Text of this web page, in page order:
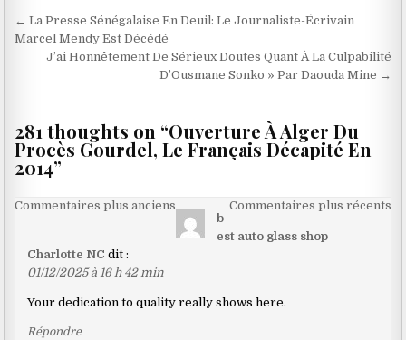
Navigation
de
← La Presse Sénégalaise En Deuil: Le Journaliste-Écrivain
Marcel Mendy Est Décédé
J’ai Honnêtement De Sérieux Doutes Quant À La Culpabilité
D’Ousmane Sonko » Par Daouda Mine →
281 thoughts on “Ouverture À Alger Du
Procès Gourdel, Le Français Décapité En
2014”
Navigation
les
commentaires
Commentaires plus anciens
Commentaires plus récents
b
est auto glass shop
Charlotte NC dit :
01/12/2025 à 16 h 42 min
Your dedication to quality really shows here.
Répondre